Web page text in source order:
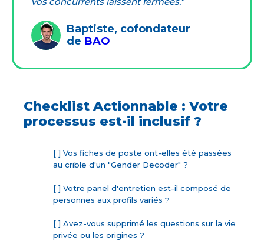
Baptiste, cofondateur
de BAO
Checklist Actionnable : Votre
processus est-il inclusif ?
[ ] Vos fiches de poste ont-elles été passées
au crible d'un "Gender Decoder" ?
[ ] Votre panel d'entretien est-il composé de
personnes aux profils variés ?
[ ] Avez-vous supprimé les questions sur la vie
privée ou les origines ?